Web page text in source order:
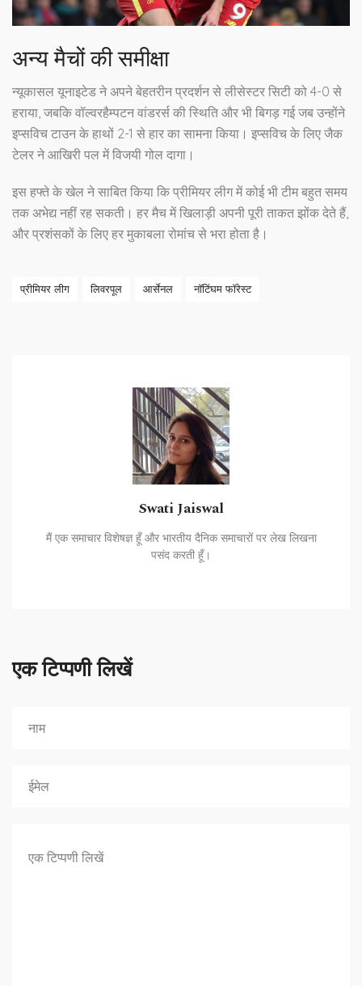
अन्य मैचों की समीक्षा
न्यूकासल यूनाइटेड ने अपने बेहतरीन प्रदर्शन से लीसेस्टर सिटी को 4-0 से
हराया, जबकि वॉल्वरहैम्पटन वांडरर्स की स्थिति और भी बिगड़ गई जब उन्होंने
इप्सविच टाउन के हाथों 2-1 से हार का सामना किया। इप्सविच के लिए जैक
टेलर ने आखिरी पल में विजयी गोल दागा।
इस हफ्ते के खेल ने साबित किया कि प्रीमियर लीग में कोई भी टीम बहुत समय
तक अभेद्य नहीं रह सकती। हर मैच में खिलाड़ी अपनी पूरी ताकत झोंक देते हैं,
और प्रशंसकों के लिए हर मुकाबला रोमांच से भरा होता है।
प्रीमियर लीग लिवरपूल आर्सेनल नॉटिंघम फॉरेस्ट
Swati Jaiswal
मैं एक समाचार विशेषज्ञ हूँ और भारतीय दैनिक समाचारों पर लेख लिखना
पसंद करती हूँ।
एक टिप्पणी लिखें